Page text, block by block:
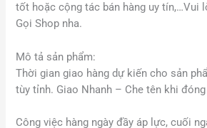
tốt hoặc cộng tác bán hàng uy tín,…Vui
Gọi Shop nha.
Mô tả sản phẩm:
Thời gian giao hàng dự kiến cho sản
tùy tỉnh. Giao Nhanh – Che tên khi
Công việc hàng ngày đầy áp lực, cuối